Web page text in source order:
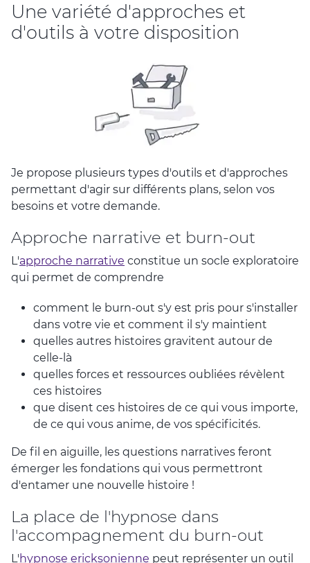
Une variété d'approches et
d'outils à votre disposition
Je propose plusieurs types d'outils et d'approches
permettant d'agir sur différents plans, selon vos
besoins et votre demande.
Approche narrative et burn-out
L'approche narrative constitue un socle exploratoire
qui permet de comprendre
comment le burn-out s'y est pris pour s'installer
dans votre vie et comment il s'y maintient
quelles autres histoires gravitent autour de
celle-là
quelles forces et ressources oubliées révèlent
ces histoires
que disent ces histoires de ce qui vous importe,
de ce qui vous anime, de vos spécificités.
De fil en aiguille, les questions narratives feront
émerger les fondations qui vous permettront
d'entamer une nouvelle histoire !
La place de l'hypnose dans
l'accompagnement du burn-out
L'hypnose ericksonienne peut représenter un outil